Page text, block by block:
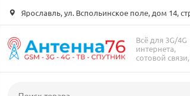
Ярославль, ул. Вспольинское поле, дом 14,
Всё для 3G/4G
интернета,
сотовой